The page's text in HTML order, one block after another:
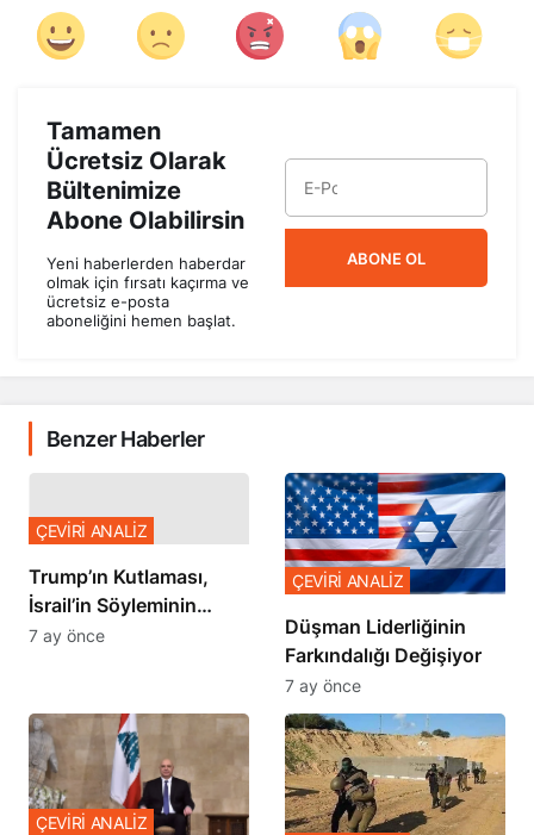
Tamamen
Ücretsiz Olarak
Bültenimize
Abone Olabilirsin
Yeni haberlerden haberdar
olmak için fırsatı kaçırma ve
ücretsiz e-posta
aboneliğini hemen başlat.
ABONE OL
Benzer Haberler
Trump’ın Kutlaması,
İsrail’in Söyleminin
Teyidi
ÇEVİRİ ANALİZ
7 ay önce
Düşman Liderliğinin
Farkındalığı Değişiyor
ÇEVİRİ ANALİZ
7 ay önce
ÇEVİRİ ANALİZ